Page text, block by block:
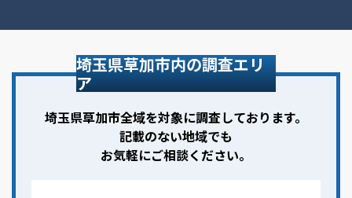
埼玉県草加市内の調査エリ
ア
埼玉県草加市全域を対象に調査しております。
記載のない地域でも
お気軽にご相談ください。